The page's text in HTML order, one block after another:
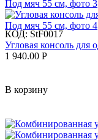
КОД: StF0017
Угловая консоль для
1 940.00 Р
В корзину